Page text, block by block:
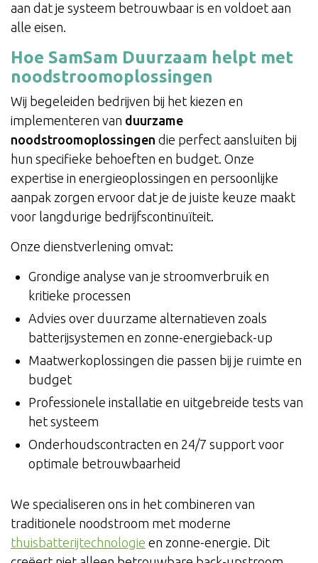
aan dat je systeem betrouwbaar is en voldoet aan
alle eisen.
Hoe SamSam Duurzaam helpt met
noodstroomoplossingen
Wij begeleiden bedrijven bij het kiezen en
implementeren van duurzame
noodstroomoplossingen die perfect aansluiten bij
hun specifieke behoeften en budget. Onze
expertise in energieoplossingen en persoonlijke
aanpak zorgen ervoor dat je de juiste keuze maakt
voor langdurige bedrijfscontinuïteit.
Onze dienstverlening omvat:
Grondige analyse van je stroomverbruik en
kritieke processen
Advies over duurzame alternatieven zoals
batterijsystemen en zonne-energieback-up
Maatwerkoplossingen die passen bij je ruimte en
budget
Professionele installatie en uitgebreide tests van
het systeem
Onderhoudscontracten en 24/7 support voor
optimale betrouwbaarheid
We specialiseren ons in het combineren van
traditionele noodstroom met moderne
thuisbatterijtechnologie en zonne-energie. Dit